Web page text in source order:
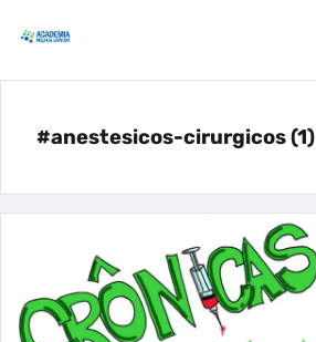
#anestesicos-cirurgicos (1)